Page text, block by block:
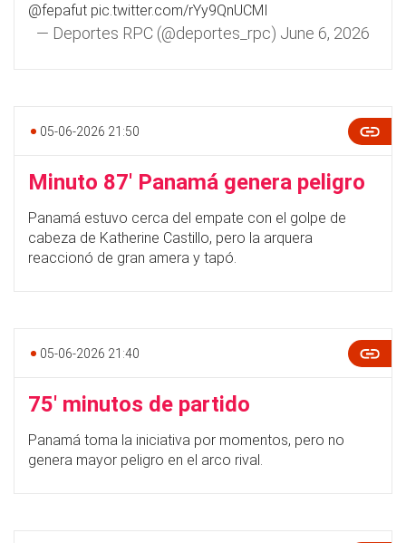
@fepafut pic.twitter.com/rYy9QnUCMI
— Deportes RPC (@deportes_rpc) June 6, 2026
05-06-2026 21:50
Minuto 87' Panamá genera peligro
Panamá estuvo cerca del empate con el golpe de
cabeza de Katherine Castillo, pero la arquera
reaccionó de gran amera y tapó.
05-06-2026 21:40
75' minutos de partido
Panamá toma la iniciativa por momentos, pero no
genera mayor peligro en el arco rival.